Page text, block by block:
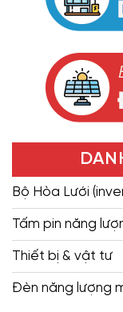
Bộ Hòa Lưới
Tấm pin năng
Thiết bị & vật tư
Đèn năng lượng